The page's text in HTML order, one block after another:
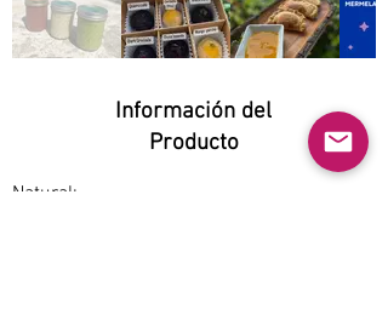
Información del
Producto
Natural: